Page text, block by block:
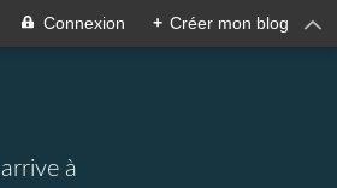
Connexion + Créer mon blog
à